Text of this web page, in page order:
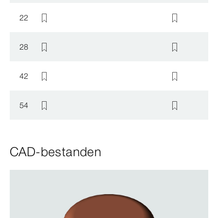
22
28
42
54
CAD-bestanden